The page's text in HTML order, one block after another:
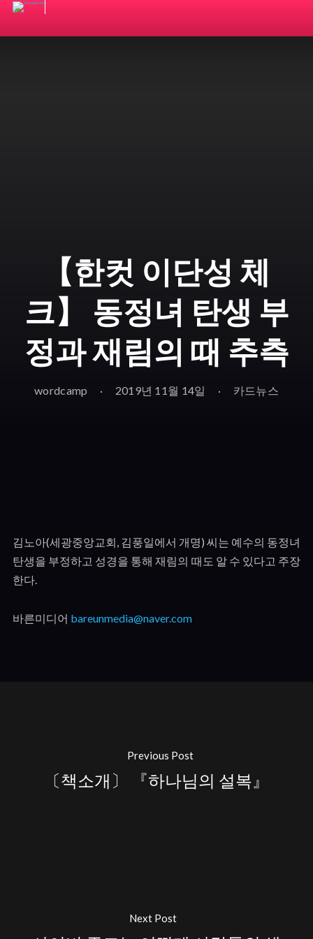
【한컷 이단성 체
크】 동정녀 탄생 부
정과 재림의 때 추측
wordcamp 2019년 11월 14일 카드뉴스
김노아(세광중앙교회, 김풍일에서 개명)씨는 예수의 동정녀
탄생을 부정하고 성경을 통해 재림의 때도 알 수 있다고 주장
한다.
바른미디어 bareunmedia@naver.com
Previous Post
〔책소개〕 『하나님의 설복』
Next Post